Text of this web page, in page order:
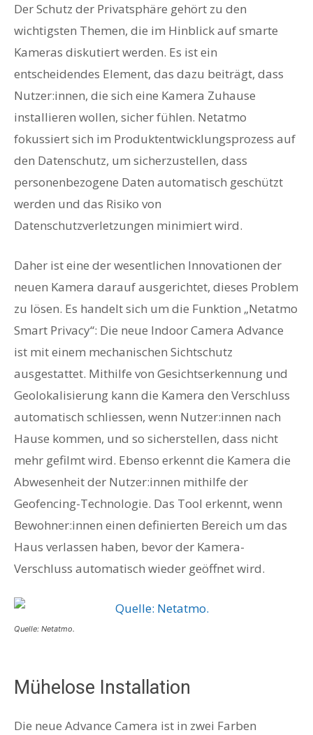
Der Schutz der Privatsphäre gehört zu den
wichtigsten Themen, die im Hinblick auf smarte
Kameras diskutiert werden. Es ist ein
entscheidendes Element, das dazu beiträgt, dass
Nutzer:innen, die sich eine Kamera Zuhause
installieren wollen, sicher fühlen. Netatmo
fokussiert sich im Produktentwicklungsprozess auf
den Datenschutz, um sicherzustellen, dass
personenbezogene Daten automatisch geschützt
werden und das Risiko von
Datenschutzverletzungen minimiert wird.
Daher ist eine der wesentlichen Innovationen der
neuen Kamera darauf ausgerichtet, dieses Problem
zu lösen. Es handelt sich um die Funktion „Netatmo
Smart Privacy“: Die neue Indoor Camera Advance
ist mit einem mechanischen Sichtschutz
ausgestattet. Mithilfe von Gesichtserkennung und
Geolokalisierung kann die Kamera den Verschluss
automatisch schliessen, wenn Nutzer:innen nach
Hause kommen, und so sicherstellen, dass nicht
mehr gefilmt wird. Ebenso erkennt die Kamera die
Abwesenheit der Nutzer:innen mithilfe der
Geofencing-Technologie. Das Tool erkennt, wenn
Bewohner:innen einen definierten Bereich um das
Haus verlassen haben, bevor der Kamera-
Verschluss automatisch wieder geöffnet wird.
Quelle: Netatmo.
Mühelose Installation
Die neue Advance Camera ist in zwei Farben